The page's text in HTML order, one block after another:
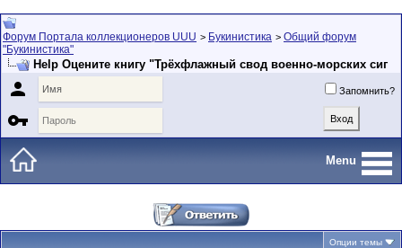
Форум Портала коллекционеров UUU > Букинистика > Общий форум
"Букинистика"
Help Оцените книгу "Трёхфлажный свод военно-морских сиг
 Запомнить?

Menu
Опции темы